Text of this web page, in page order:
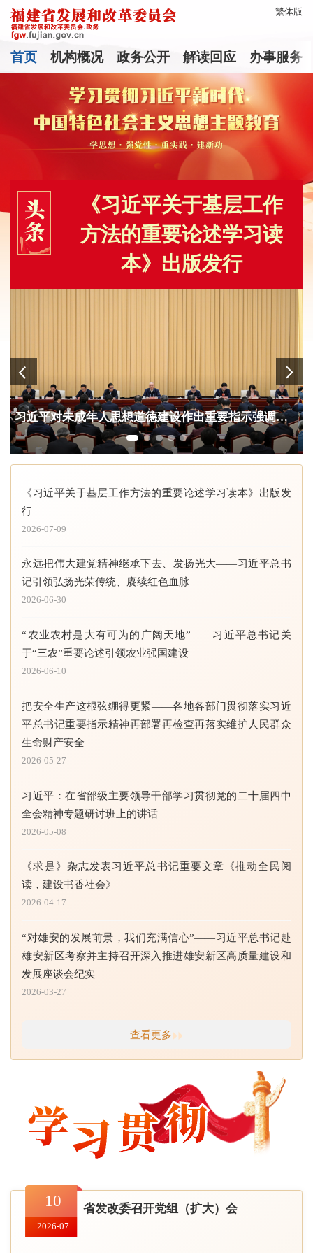
繁体版
首页 机构概况 政务公开 解读回应 办事服务
《习近平关于基层工作
方法的重要论述学习读
本》出版发行
习近平：在省部级主要领导干部学习贯彻党的二十届四中全会精神专题研讨班上的讲话
《习近平关于基层工作方法的重要论述学习读本》出版发
行
2026-07-09
永远把伟大建党精神继承下去、发扬光大——习近平总书
记引领弘扬光荣传统、赓续红色血脉
2026-06-30
“农业农村是大有可为的广阔天地”——习近平总书记关
于“三农”重要论述引领农业强国建设
2026-06-10
把安全生产这根弦绷得更紧——各地各部门贯彻落实习近
平总书记重要指示精神再部署再检查再落实维护人民群众
生命财产安全
2026-05-27
习近平：在省部级主要领导干部学习贯彻党的二十届四中
全会精神专题研讨班上的讲话
2026-05-08
《求是》杂志发表习近平总书记重要文章《推动全民阅
读，建设书香社会》
2026-04-17
“对雄安的发展前景，我们充满信心”——习近平总书记赴
雄安新区考察并主持召开深入推进雄安新区高质量建设和
发展座谈会纪实
2026-03-27
查看更多
10
2026-07
省发改委召开党组（扩大）会